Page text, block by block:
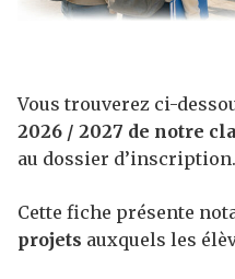
Vous trouverez ci-
2026 / 2027 de notre
au dossier d’inscription.
Cette fiche présente
projets auxquels les